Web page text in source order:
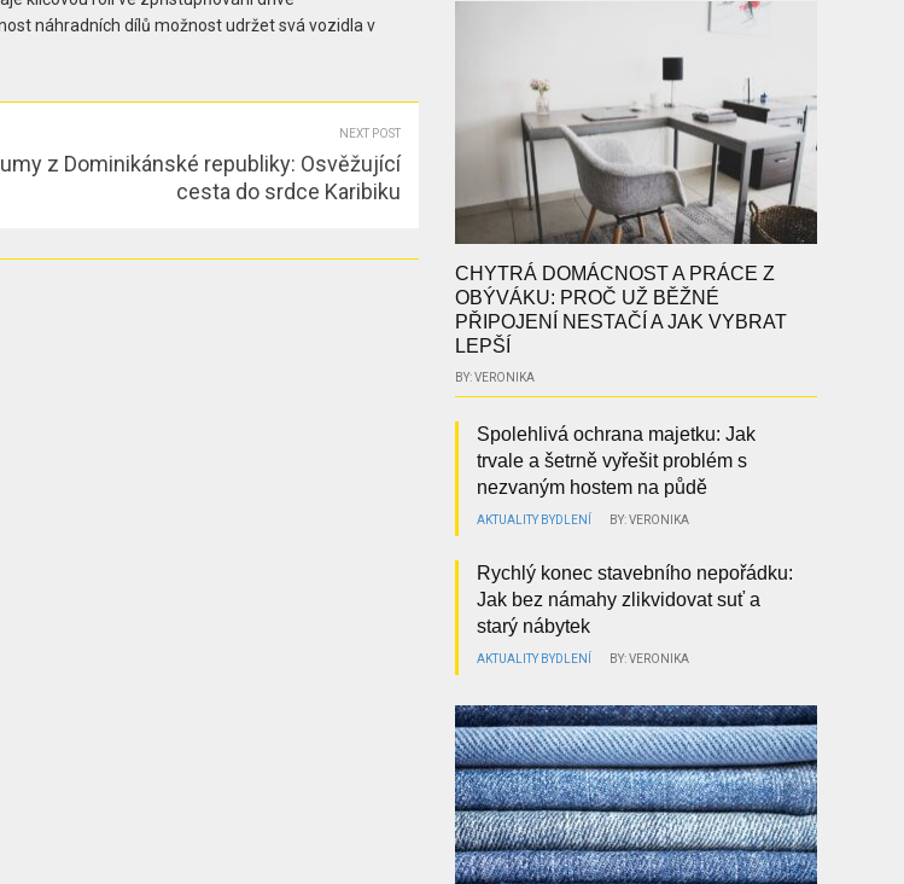
náhradních dílů možnost udržet svá vozidla v
NEXT POST
z Dominikánské republiky: Osvěžující
cesta do srdce Karibiku
CHYTRÁ DOMÁCNOST A PRÁCE Z
OBÝVÁKU: PROČ UŽ BĚŽNÉ
PŘIPOJENÍ NESTAČÍ A JAK VYBRAT
LEPŠÍ
BY: VERONIKA
Spolehlivá ochrana majetku: Jak
trvale a šetrně vyřešit problém s
nezvaným hostem na půdě
AKTUALITY BYDLENÍ BY: VERONIKA
Rychlý konec stavebního nepořádku:
Jak bez námahy zlikvidovat suť a
starý nábytek
AKTUALITY BYDLENÍ BY: VERONIKA